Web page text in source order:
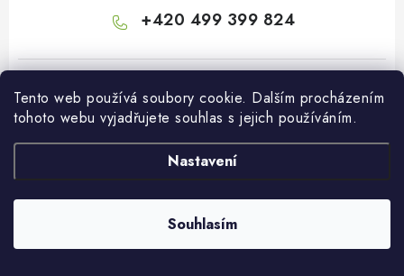
Tento web používá soubory cookie. Dalším procházením
tohoto webu vyjadřujete souhlas s jejich používáním.
Nastavení
Souhlasím
+420 499 399 824